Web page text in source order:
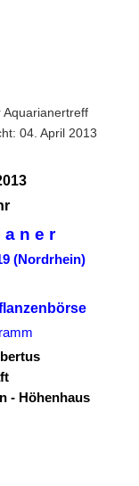
Aquarianertreff
04. April 2013
n e r
(Nordrhein)
- Höhenhaus